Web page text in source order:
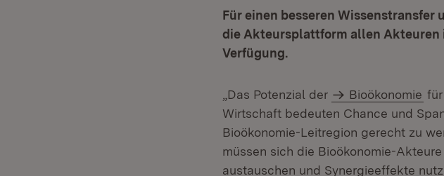
Für einen besseren
die Akteursplattform allen Akteuren
Verfügung.
„Das Potenzial der Bioökonomie
Wirtschaft bedeuten Chance und
Bioökonomie-Leitregion gerecht zu
müssen sich die Bioökonomie-
austauschen und Synergieeffekte